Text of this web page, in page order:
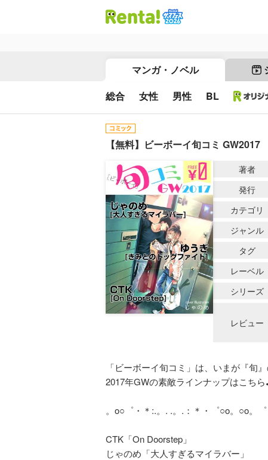
マンガ・ノベル
総合 女性 男性 BL
【無料】ビーボーイ旬コミ GW2017
著者
発行
カテゴリ
ジャンル
タグ
レーベル
シリーズ
レビュー
「ビーボーイ旬コミ」は、いまが『旬
2017年GWの素敵ラインナップはこち
。o○゜・＊:.。. .。.：＊・゜○o。○o。
CTK「On Doorstep」
じゃのめ「大人すぎるマイラバー」